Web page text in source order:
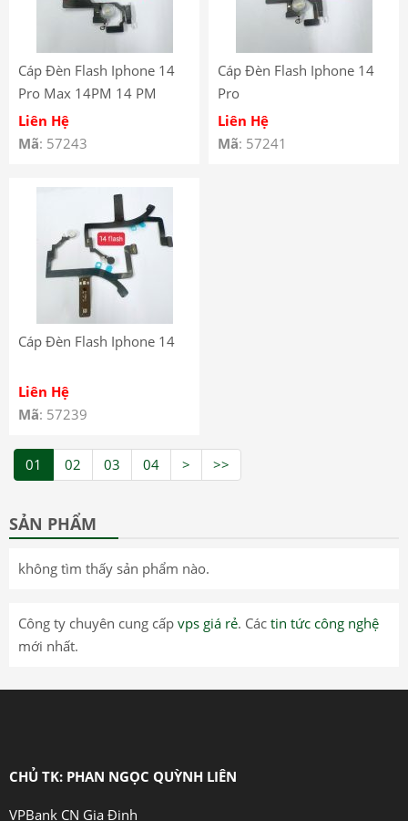
Cáp Đèn Flash Iphone 14
Pro Max 14PM 14 PM
Liên Hệ
Mã: 57243
Cáp Đèn Flash Iphone 14
Pro
Liên Hệ
Mã: 57241
Cáp Đèn Flash Iphone 14
Liên Hệ
Mã: 57239
01 02 03 04 > >>
SẢN PHẨM
không tìm thấy sản phẩm nào.
Công ty chuyên cung cấp vps giá rẻ. Các tin tức công nghệ
mới nhất.
CHỦ TK: PHAN NGỌC QUỲNH LIÊN
VPBank CN Gia Định